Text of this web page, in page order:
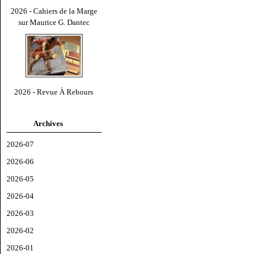
2026 - Cahiers de la Marge
sur Maurice G. Dantec
2026 - Revue À Rebours
Archives
2026-07
2026-06
2026-05
2026-04
2026-03
2026-02
2026-01